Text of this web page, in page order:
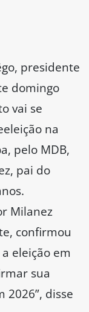
presidente
domingo
vai se
na
pelo MDB,
pai do
Milanez
confirmou
eleição em
sua
2026”, disse